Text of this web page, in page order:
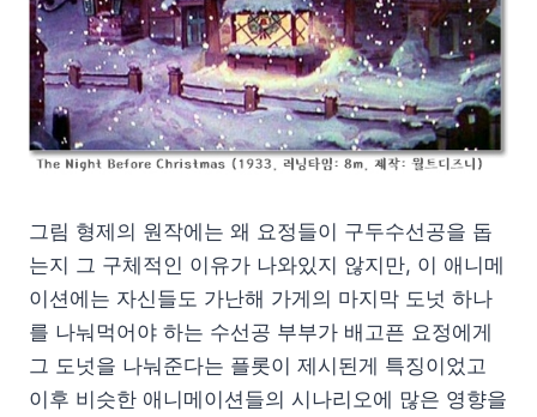
그림 형제의 원작에는 왜 요정들이 구두수선공을 돕
는지 그 구체적인 이유가 나와있지 않지만, 이 애니메
이션에는 자신들도 가난해 가게의 마지막 도넛 하나
를 나눠먹어야 하는 수선공 부부가 배고픈 요정에게
그 도넛을 나눠준다는 플롯이 제시된게 특징이었고
이후 비슷한 애니메이션들의 시나리오에 많은 영향을